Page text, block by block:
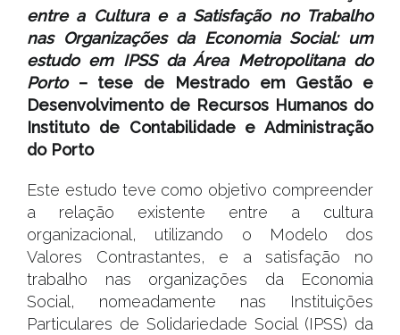
entre a Cultura e a Satisfação no Trabalho
nas Organizações da Economia Social: um
estudo em IPSS da Área Metropolitana do
Porto– tese de Mestrado em Gestão e
Desenvolvimento de Recursos Humanos do
Instituto de Contabilidade e Administração
do Porto
Este estudo teve como objetivo compreender
a relação existente entre a cultura
organizacional, utilizando o Modelo dos
Valores Contrastantes, e a satisfação no
trabalho nas organizações da Economia
Social, nomeadamente nas Instituições
Particulares de Solidariedade Social (IPSS) da